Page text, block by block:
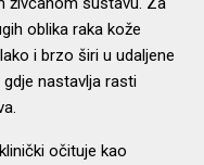
oblika raka kože
i brzo širi u udaljene
gdje nastavlja rasti
očituje kao